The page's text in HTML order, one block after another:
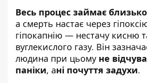
Весь процес займає
а смерть настає через
гіпокапнію — нестачу кисню
вуглекислого газу. Він
людина при цьому не
паніки, ані почуття задухи.